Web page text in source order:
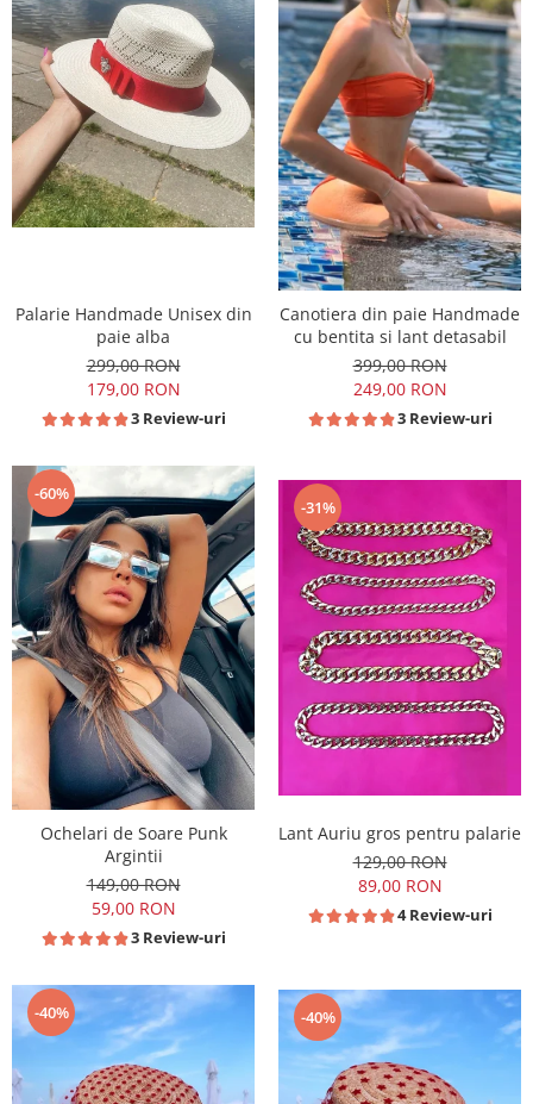
Palarie Handmade Unisex din
paie alba
299,00 RON
179,00 RON
3 Review-uri
Canotiera din paie Handmade
cu bentita si lant detasabil
399,00 RON
249,00 RON
3 Review-uri
-60%
Ochelari de Soare Punk
Argintii
149,00 RON
59,00 RON
3 Review-uri
-31%
Lant Auriu gros pentru palarie
129,00 RON
89,00 RON
4 Review-uri
-40% -40%